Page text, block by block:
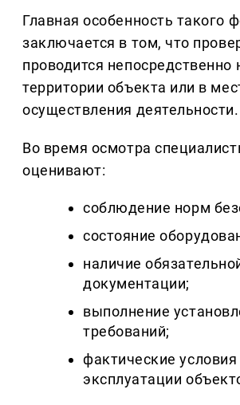
Главная особенность такого
заключается в том, что
проводится непосредственно
территории объекта или в
осуществления деятельности.
Во время осмотра
оценивают:
соблюдение норм
состояние
наличие
документации;
выполнение
требований;
фактические условия
эксплуатации